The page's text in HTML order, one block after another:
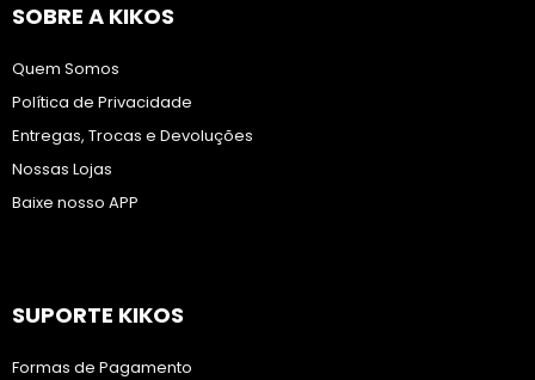
SOBRE A KIKOS
Quem Somos
Política de Privacidade
Entregas, Trocas e Devoluções
Nossas Lojas
Baixe nosso APP
SUPORTE KIKOS
Formas de Pagamento